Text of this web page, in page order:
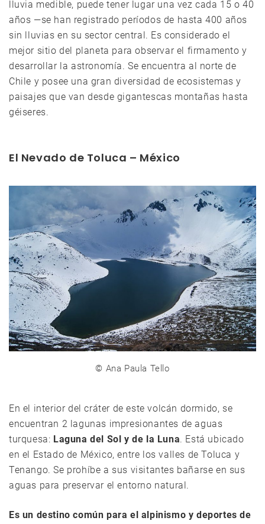
lluvia medible, puede tener lugar una vez cada 15 o 40
años —se han registrado períodos de hasta 400 años
sin lluvias en su sector central. Es considerado el
mejor sitio del planeta para observar el firmamento y
desarrollar la astronomía. Se encuentra al norte de
Chile y posee una gran diversidad de ecosistemas y
paisajes que van desde gigantescas montañas hasta
géiseres.
El Nevado de Toluca – México
© Ana Paula Tello
En el interior del cráter de este volcán dormido, se
encuentran 2 lagunas impresionantes de aguas
turquesa: Laguna del Sol y de la Luna. Está ubicado
en el Estado de México, entre los valles de Toluca y
Tenango. Se prohíbe a sus visitantes bañarse en sus
aguas para preservar el entorno natural.
Es un destino común para el alpinismo y deportes de